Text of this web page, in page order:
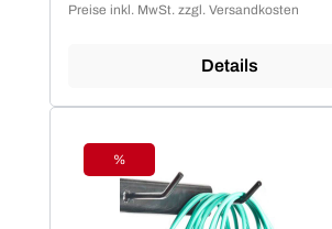
Preise inkl. MwSt. zzgl. Versandkosten
Details
Rabatt
%